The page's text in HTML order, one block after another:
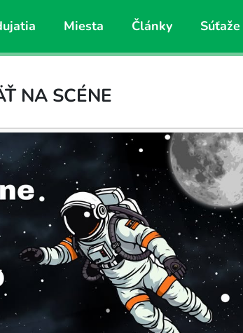
Miesta Články Súťaže
NA SCÉNE